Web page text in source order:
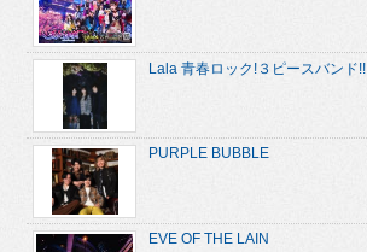
Lala 青春ロック!３ピースバンド!!
PURPLE BUBBLE
EVE OF THE LAIN